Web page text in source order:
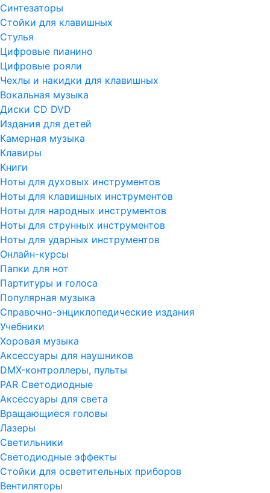
Синтезаторы
Стойки для клавишных
Стулья
Цифровые пианино
Цифровые рояли
Чехлы и накидки для клавишных
Вокальная музыка
Диски CD DVD
Издания для детей
Камерная музыка
Клавиры
Книги
Ноты для духовых инструментов
Ноты для клавишных инструментов
Ноты для народных инструментов
Ноты для струнных инструментов
Ноты для ударных инструментов
Онлайн-курсы
Папки для нот
Партитуры и голоса
Популярная музыка
Справочно-энциклопедические издания
Учебники
Хоровая музыка
Аксессуары для наушников
DMX-контроллеры, пульты
PAR Светодиодные
Аксессуары для света
Вращающиеся головы
Лазеры
Светильники
Светодиодные эффекты
Стойки для осветительных приборов
Вентиляторы